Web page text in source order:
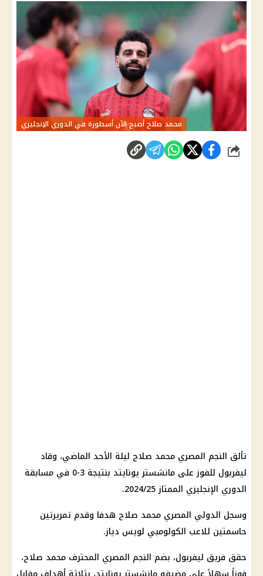
محمد صلاح أصبح الآن أسطورة في الدوري الإنجليزي
شارك
تألق النجم المصري محمد صلاح ليلة الأحد الماضي، وقاد
ليفربول للفوز على مانشستر يونايتد بنتيجة 3-0 في مسابقة
الدوري الإنجليزي الممتاز 2024/25.
وسجل الدولي المصري محمد صلاح هدفا وقدم تمريرتين
حاسمتين للاعب الكولومبي لويس دياز.
حقق فريق ليفربول، بضم النجم المصري المحترف محمد صلاح،